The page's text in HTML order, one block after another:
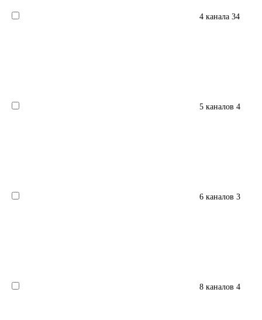
4 канала 34
5 каналов 4
6 каналов 3
8 каналов 4